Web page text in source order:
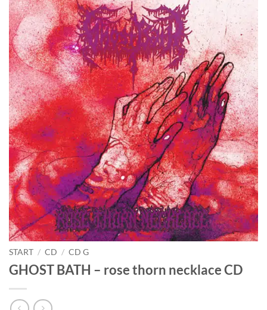
START / CD / CD G
GHOST BATH – rose thorn necklace CD